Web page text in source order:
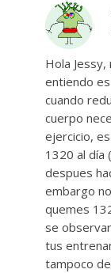
Hola
entiendo
cuando
cuerpo
ejercicio,
1320 al día
despues
embargo
quemes
se
tus
tampoco